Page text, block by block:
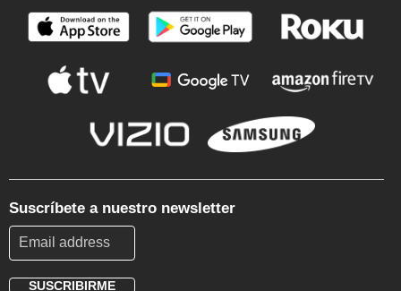
Suscríbete a nuestro newsletter
SUSCRIBIRME